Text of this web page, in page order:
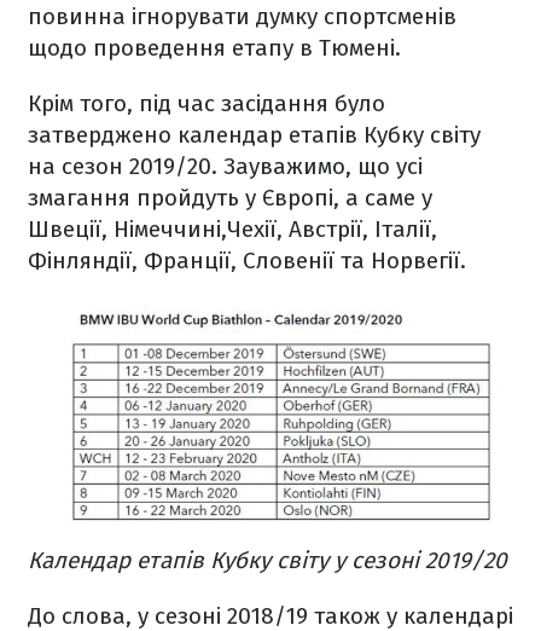
повинна ігнорувати думку спортсменів
щодо проведення етапу в Тюмені.
Крім того, під час засідання було
затверджено календар етапів Кубку світу
на сезон 2019/20. Зауважимо, що усі
змагання пройдуть у Європі, а саме у
Швеції, Німеччині,Чехії, Австрії, Італії,
Фінляндії, Франції, Словенії та Норвегії.
Календар етапів Кубку світу у сезоні 2019/20
До слова, у сезоні 2018/19 також у календарі